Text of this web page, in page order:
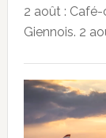
2 août :
Giennois. 2